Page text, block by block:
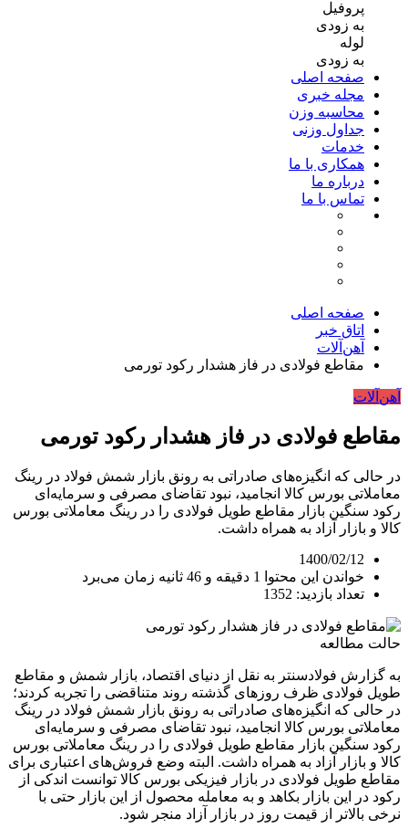
پروفیل
به زودی
لوله
به زودی
صفحه اصلی
مجله خبری
محاسبه وزن
جداول وزنی
خدمات
همکاری با ما
درباره ما
تماس با ما
صفحه اصلی
اتاق خبر
آهن‌آلات
مقاطع فولادی در فاز هشدار رکود تورمی
آهن‌آلات
مقاطع فولادی در فاز هشدار رکود تورمی
در حالی که انگیزه‌های صادراتی به رونق بازار شمش فولاد در رینگ
معاملاتی بورس کالا انجامید، نبود تقاضای مصرفی و سرمایه‌ای
رکود سنگین بازار مقاطع طویل فولادی را در رینگ معاملاتی بورس
کالا و بازار آزاد به همراه داشت.
1400/02/12
خواندن این محتوا 1 دقیقه و 46 ثانیه زمان می‌برد
تعداد بازدید: 1352
حالت مطالعه
به گزارش فولادسنتر به نقل از دنیای اقتصاد، بازار شمش و مقاطع
طویل فولادی ظرف روزهای گذشته روند متناقضی را تجربه کردند؛
در حالی که انگیزه‌های صادراتی به رونق بازار شمش فولاد در رینگ
معاملاتی بورس کالا انجامید، نبود تقاضای مصرفی و سرمایه‌ای
رکود سنگین بازار مقاطع طویل فولادی را در رینگ معاملاتی بورس
کالا و بازار آزاد به همراه داشت. البته وضع فروش‌های اعتباری برای
مقاطع طویل فولادی در بازار فیزیکی بورس کالا توانست اندکی از
رکود در این بازار بکاهد و به معامله محصول از این بازار حتی با
نرخی بالاتر از قیمت روز در بازار آزاد منجر شود.